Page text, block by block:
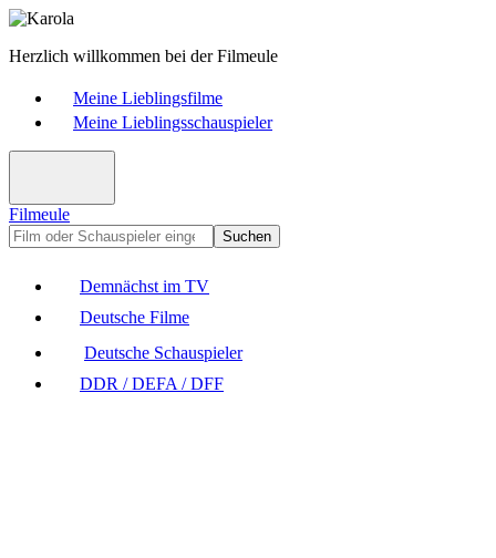
Herzlich willkommen bei der Filmeule
Meine Lieblingsfilme
Meine Lieblingsschauspieler
Filmeule
Suchen
Demnächst im TV
Deutsche Filme
Deutsche Schauspieler
DDR / DEFA / DFF